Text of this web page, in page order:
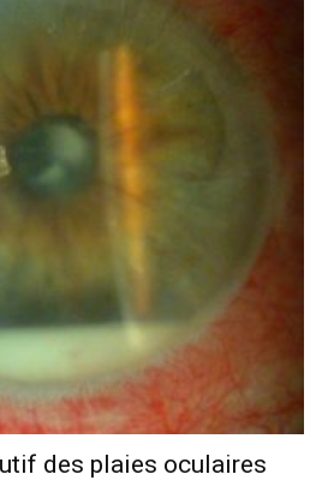
des plaies oculaires